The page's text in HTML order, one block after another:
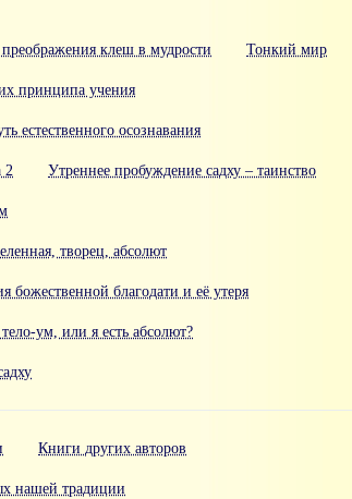
клеш в мудрости Тонкий мир
принципа учения
естественного осознавания
2 Утреннее пробуждение садху – таинство
творец, абсолют
божественной благодати и её утеря
ум, или я есть абсолют?
Книги других авторов
нашей традиции